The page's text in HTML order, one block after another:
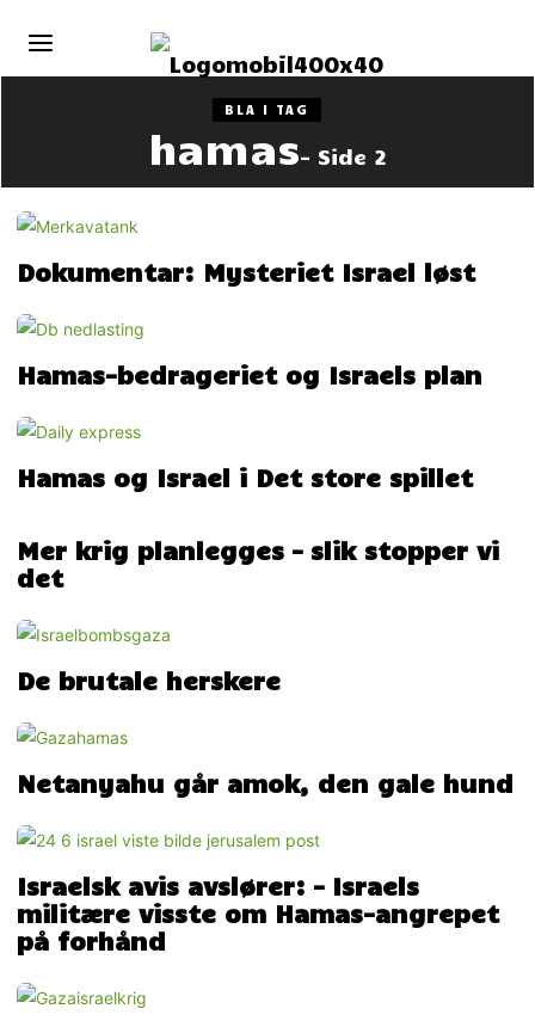
BLA I TAG
hamas- Side 2
Dokumentar: Mysteriet Israel løst
Hamas-bedrageriet og Israels plan
Hamas og Israel i Det store spillet
Mer krig planlegges – slik stopper vi
det
De brutale herskere
Netanyahu går amok, den gale hund
Israelsk avis avslører: – Israels
militære visste om Hamas-angrepet
på forhånd